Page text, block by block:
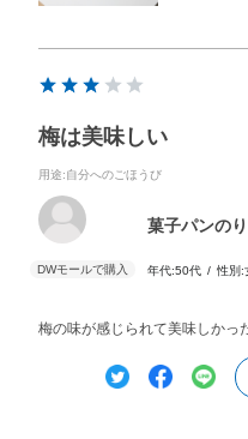
梅は美味しい
用途:自分へのごほうび
菓子パンの
年代:50代 性別:
梅の味が感じられて美味しかっ